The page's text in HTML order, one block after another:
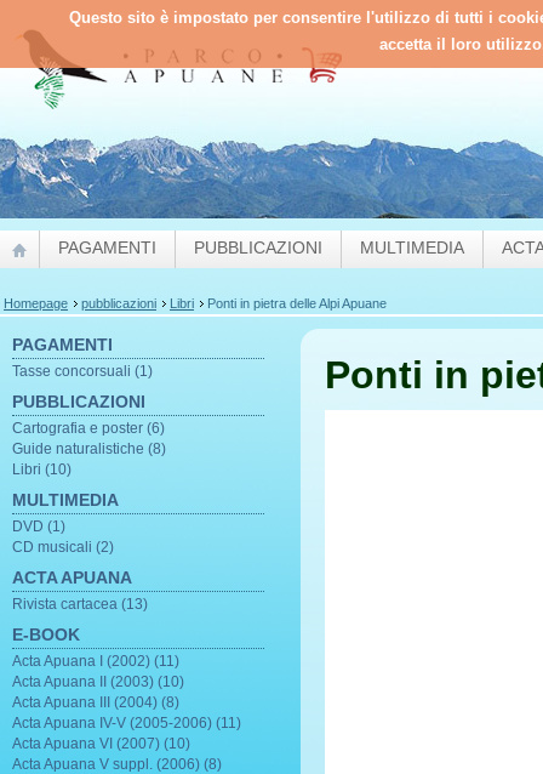
Questo sito è impostato per consentire l'utilizzo di tutti i
accetta il loro
PAGAMENTI PUBBLICAZIONI MULTIMEDIA
Homepage pubblicazioni Libri Ponti in pietra delle Alpi Apuane
PAGAMENTI
Tasse concorsuali (1)
PUBBLICAZIONI
Cartografia e poster (6)
Guide naturalistiche (8)
Libri (10)
MULTIMEDIA
DVD (1)
CD musicali (2)
ACTA APUANA
Rivista cartacea (13)
E-BOOK
Acta Apuana I (2002) (11)
Acta Apuana II (2003) (10)
Acta Apuana III (2004) (8)
Acta Apuana IV-V (2005-2006) (11)
Acta Apuana VI (2007) (10)
Acta Apuana V suppl. (2006) (8)
Ponti in